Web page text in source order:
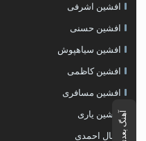
آهنگ بعدی
افشین اشرفی
افشین حسنی
افشین سیاهپوش
افشین کاظمی
افشین مسافری
افشین یاری
اقبال احمدی